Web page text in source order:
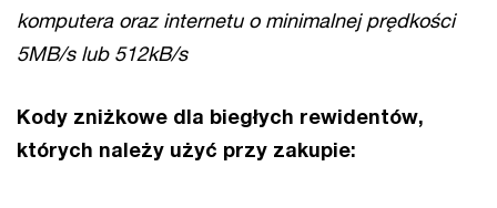
komputera oraz internetu o minimalnej prędkości
5MB/s lub 512kB/s
Kody zniżkowe dla biegłych rewidentów,
których należy użyć przy zakupie: